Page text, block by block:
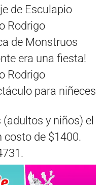
de Esculapio
Rodrigo
de Monstruos
era una fiesta!
Rodrigo
para niñeces
y niños) el
costo de $1400.